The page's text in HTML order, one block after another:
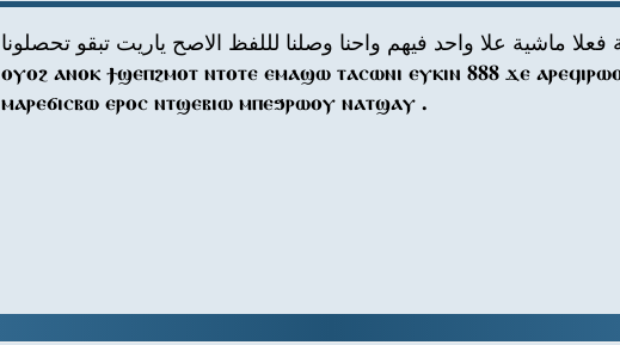
فعلا ماشية علا واحد فيهم واحنا وصلنا لللفظ الاصح ياريت تبقو تحصلونا
ⲟⲩⲟϩ ⲁⲛⲟⲕ ϯϣⲉⲡϩⲙⲟⲧ ⲛⲧⲟⲧⲉ ⲉⲙⲁϣⲱ ⲧⲁⲥⲱⲛⲓ ⲉⲩⲕⲓⲛ 888 ϫⲉ
ⲙⲁⲣⲉϭⲓⲥⲃⲱ ⲉⲣⲟⲥ ⲛⲧϣⲉⲃⲓⲱ ⲙⲡⲉϧⲣⲱⲟⲩ ⲛⲁⲧϣⲁⲩ .